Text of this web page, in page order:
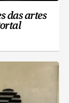
das artes